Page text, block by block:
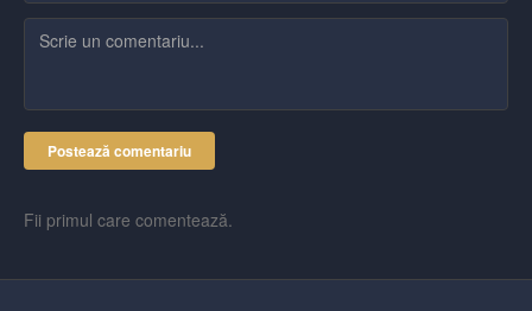
Postează comentariu
Fii primul care comentează.